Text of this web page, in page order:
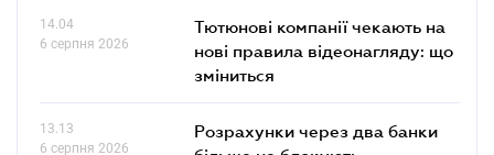
14.04
6 серпня 2026
Тютюнові компанії чекають на
нові правила відеонагляду: що
зміниться
13.13
6 серпня 2026
Розрахунки через два банки